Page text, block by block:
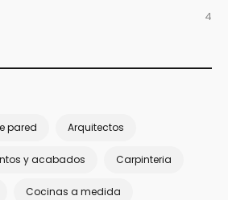
4
pared Arquitectos
y acabados Carpinteria
Cocinas a medida